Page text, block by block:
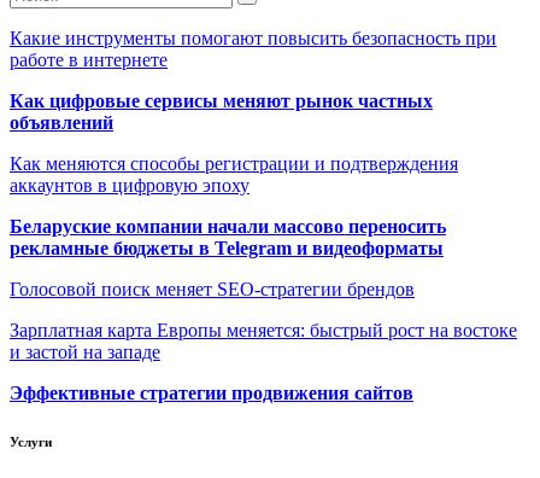
Какие инструменты помогают повысить безопасность при
работе в интернете
Как цифровые сервисы меняют рынок частных
объявлений
Как меняются способы регистрации и подтверждения
аккаунтов в цифровую эпоху
Беларуские компании начали массово переносить
рекламные бюджеты в Telegram и видеоформаты
Голосовой поиск меняет SEO-стратегии брендов
Зарплатная карта Европы меняется: быстрый рост на востоке
и застой на западе
Эффективные стратегии продвижения сайтов
Услуги